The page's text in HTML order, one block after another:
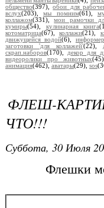
общество(397),обои для
вслух(203),мы помним(61),
коллажом(331),мои рамочки
кумиры(54), кулинарная книга
котоматрица(67),коллажи(21),
движущейся водой(6),
заготовки 'для коллажей'(22),
скрап.наборов(170), декор для
видеоролики про животных
анимация(462), аватары(29), sos
ФЛЕШ-
ЧТО!!!
Суббота, 30 Июля
Флешки